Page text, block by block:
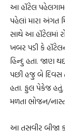
આ હૉટેલ
પહેલાં મારા અંગત
સાથે આ હૉટેલમાં
ખબર પડી કે
હિન્દુ હતા. જાણ
પછી હજુ બે દિવસ
હતા. ફુલ પેકેજ
મળતા ભોજન/
આ તસવીર બીજા